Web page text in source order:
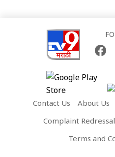
Contact Us About Us
Complaint Redressal
Terms and